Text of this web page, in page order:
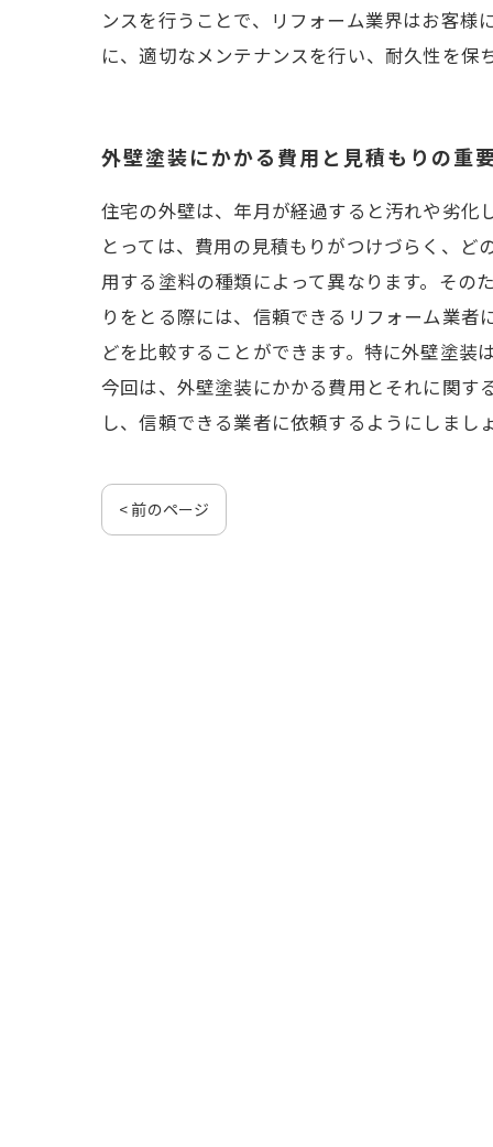
ンスを行うことで、リフォーム業界はお客
に、適切なメンテナンスを行い、耐久性を保
外壁塗装にかかる費用と見積もりの重
住宅の外壁は、年月が経過すると汚れや劣化
とっては、費用の見積もりがつけづらく、
用する塗料の種類によって異なります。その
りをとる際には、信頼できるリフォーム業
どを比較することができます。特に外壁塗
今回は、外壁塗装にかかる費用とそれに関
し、信頼できる業者に依頼するようにしまし
< 前のページ